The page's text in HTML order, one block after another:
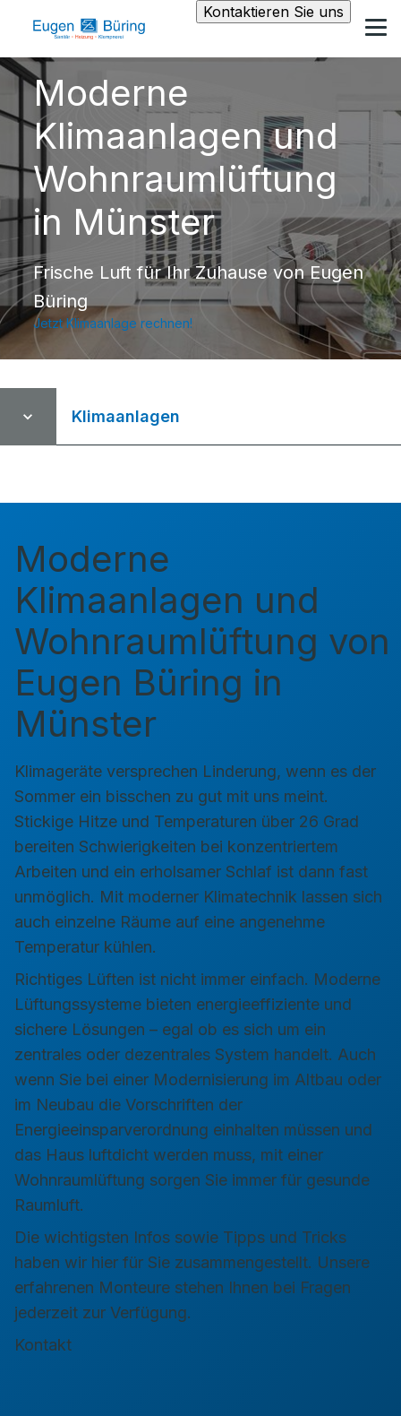
Kontaktieren Sie uns
Moderne
Klimaanlagen und
Wohnraumlüftung
in Münster
Frische Luft für Ihr Zuhause von Eugen
Büring
Jetzt Klimaanlage rechnen!
Klimaanlagen
Moderne
Klimaanlagen und
Wohnraumlüftung von
Eugen Büring in
Münster
Klimageräte versprechen Linderung, wenn es der
Sommer ein bisschen zu gut mit uns meint.
Stickige Hitze und Temperaturen über 26 Grad
bereiten Schwierigkeiten bei konzentriertem
Arbeiten und ein erholsamer Schlaf ist dann fast
unmöglich. Mit moderner Klimatechnik lassen sich
auch einzelne Räume auf eine angenehme
Temperatur kühlen.
Richtiges Lüften ist nicht immer einfach. Moderne
Lüftungssysteme bieten energieeffiziente und
sichere Lösungen – egal ob es sich um ein
zentrales oder dezentrales System handelt. Auch
wenn Sie bei einer Modernisierung im Altbau oder
im Neubau die Vorschriften der
Energieeinsparverordnung einhalten müssen und
das Haus luftdicht werden muss, mit einer
Wohnraumlüftung sorgen Sie immer für gesunde
Raumluft.
Die wichtigsten Infos sowie Tipps und Tricks
haben wir hier für Sie zusammengestellt. Unsere
erfahrenen Monteure stehen Ihnen bei Fragen
jederzeit zur Verfügung.
Kontakt